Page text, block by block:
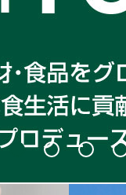
1 2